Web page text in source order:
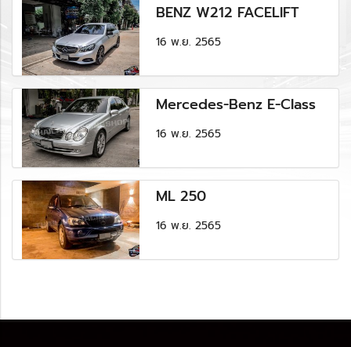
BENZ W212 FACELIFT
16 พ.ย. 2565
Mercedes-Benz E-Class
16 พ.ย. 2565
ML 250
16 พ.ย. 2565